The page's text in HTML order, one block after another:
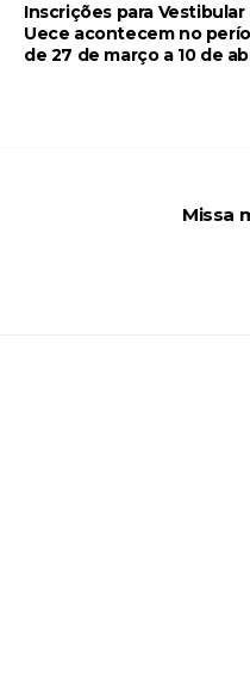
Inscrições para Vestibular
Uece acontecem no
de 27 de março a 10 de
Missa